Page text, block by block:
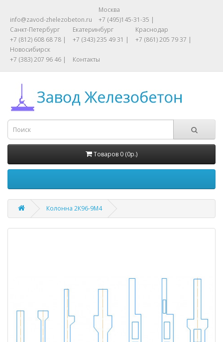
info@zavod-zhelezobeton.ru
Москва
+7 (495)145-31-35 |
Санкт-Петербург
+7 (812) 608 68 78 |
Екатеринбург
+7 (343) 235 49 31 |
Краснодар
+7 (861) 205 79 37 |
Новосибирск
+7 (383) 207 96 46 |
Контакты
Товаров 0 (0р.)
Колонна 2К96-9М4